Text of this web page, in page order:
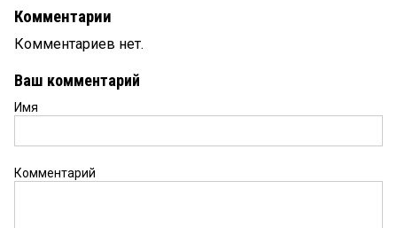
Комментарии
Комментариев нет.
Ваш комментарий
Имя
Комментарий